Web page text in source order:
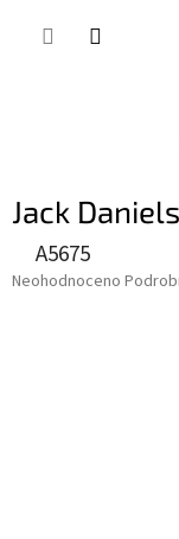
Jack
A5675
Průměrné
Neohodnoceno